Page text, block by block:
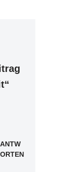
ANTW
ORTEN